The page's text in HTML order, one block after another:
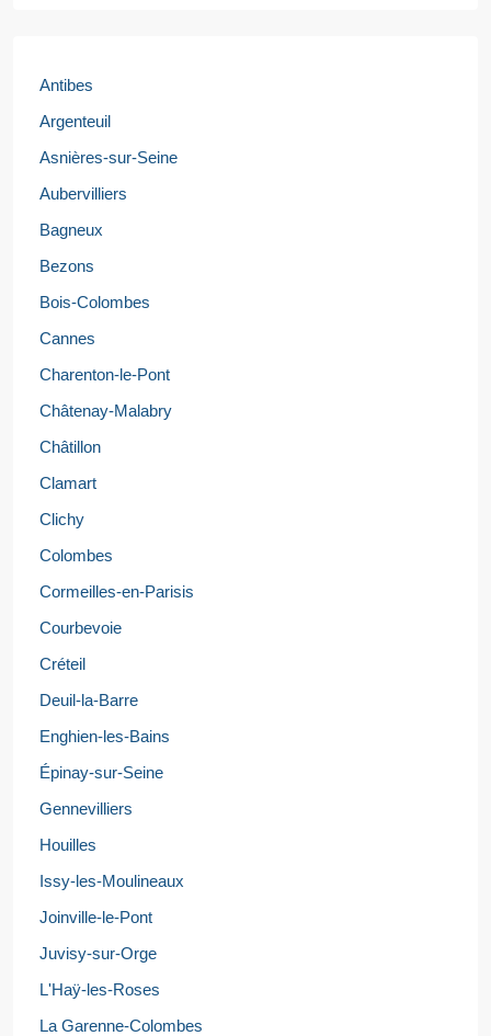
Antibes
Argenteuil
Asnières-sur-Seine
Aubervilliers
Bagneux
Bezons
Bois-Colombes
Cannes
Charenton-le-Pont
Châtenay-Malabry
Châtillon
Clamart
Clichy
Colombes
Cormeilles-en-Parisis
Courbevoie
Créteil
Deuil-la-Barre
Enghien-les-Bains
Épinay-sur-Seine
Gennevilliers
Houilles
Issy-les-Moulineaux
Joinville-le-Pont
Juvisy-sur-Orge
L'Haÿ-les-Roses
La Garenne-Colombes